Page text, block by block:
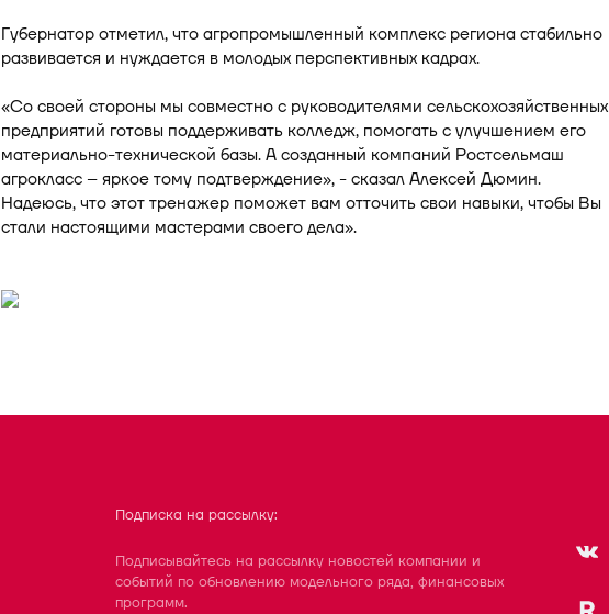
Губернатор отметил, что агропромышленный комплекс региона стабильно
развивается и нуждается в молодых перспективных кадрах.
«Со своей стороны мы совместно с руководителями сельскохозяйственных
предприятий готовы поддерживать колледж, помогать с улучшением его
материально-технической базы. А созданный компаний Ростсельмаш
агрокласс – яркое тому подтверждение», - сказал Алексей Дюмин.
Надеюсь, что этот тренажер поможет вам отточить свои навыки, чтобы Вы
стали настоящими мастерами своего дела».
Подписка на рассылку:
Подписывайтесь на рассылку новостей компании и
событий по обновлению модельного ряда, финансовых
программ.